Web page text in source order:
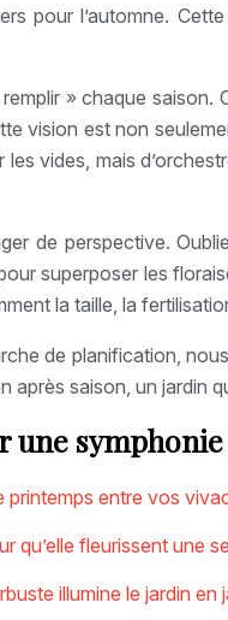
pour l’automne.
» chaque
vision est non
les vides, mais
de perspective.
superposer les
la taille, la
de planification,
après saison, un jardin
une
entre vos
qu’elle fleurissent une
illumine le jardin en